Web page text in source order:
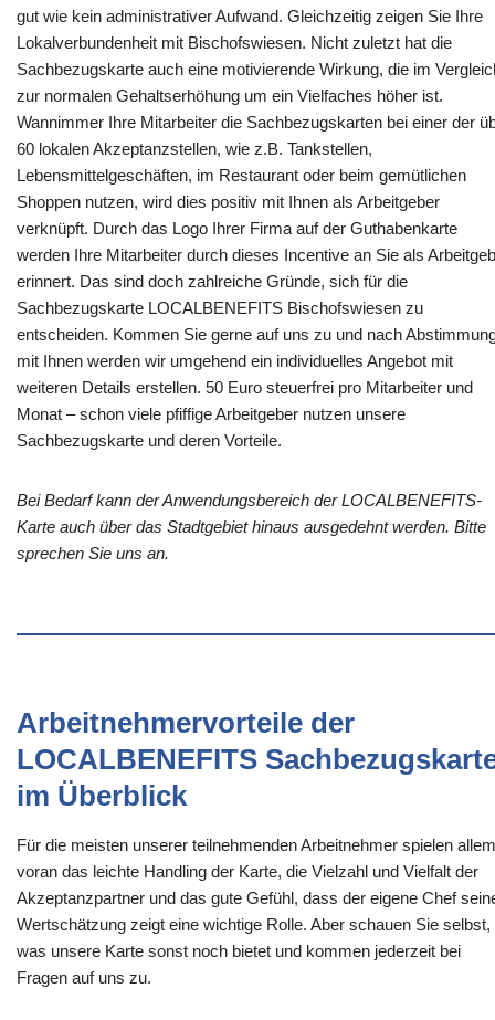
gut wie kein administrativer Aufwand. Gleichzeitig zeigen Sie Ihre
Lokalverbundenheit mit Bischofswiesen. Nicht zuletzt hat die
Sachbezugskarte auch eine motivierende Wirkung, die im
zur normalen Gehaltserhöhung um ein Vielfaches höher ist.
Wannimmer Ihre Mitarbeiter die Sachbezugskarten bei einer der
60 lokalen Akzeptanzstellen, wie z.B. Tankstellen,
Lebensmittelgeschäften, im Restaurant oder beim gemütlichen
Shoppen nutzen, wird dies positiv mit Ihnen als Arbeitgeber
verknüpft. Durch das Logo Ihrer Firma auf der Guthabenkarte
werden Ihre Mitarbeiter durch dieses Incentive an Sie als
erinnert. Das sind doch zahlreiche Gründe, sich für die
Sachbezugskarte LOCALBENEFITS Bischofswiesen zu
entscheiden. Kommen Sie gerne auf uns zu und nach
mit Ihnen werden wir umgehend ein individuelles Angebot mit
weiteren Details erstellen. 50 Euro steuerfrei pro Mitarbeiter und
Monat – schon viele pfiffige Arbeitgeber nutzen unsere
Sachbezugskarte und deren Vorteile.
Bei Bedarf kann der Anwendungsbereich der LOCALBENEFITS-
Karte auch über das Stadtgebiet hinaus ausgedehnt werden. Bitte
sprechen Sie uns an.
Arbeitnehmervorteile der
LOCALBENEFITS
im Überblick
Für die meisten unserer teilnehmenden Arbeitnehmer spielen allem
voran das leichte Handling der Karte, die Vielzahl und Vielfalt der
Akzeptanzpartner und das gute Gefühl, dass der eigene Chef
Wertschätzung zeigt eine wichtige Rolle. Aber schauen Sie selbst,
was unsere Karte sonst noch bietet und kommen jederzeit bei
Fragen auf uns zu.